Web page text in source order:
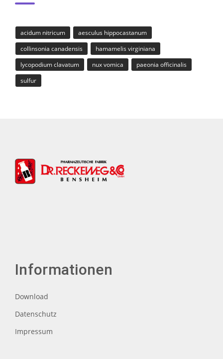
acidum nitricum
aesculus hippocastanum
collinsonia canadensis
hamamelis virginiana
lycopodium clavatum
nux vomica
paeonia officinalis
sulfur
Informationen
Download
Datenschutz
Impressum